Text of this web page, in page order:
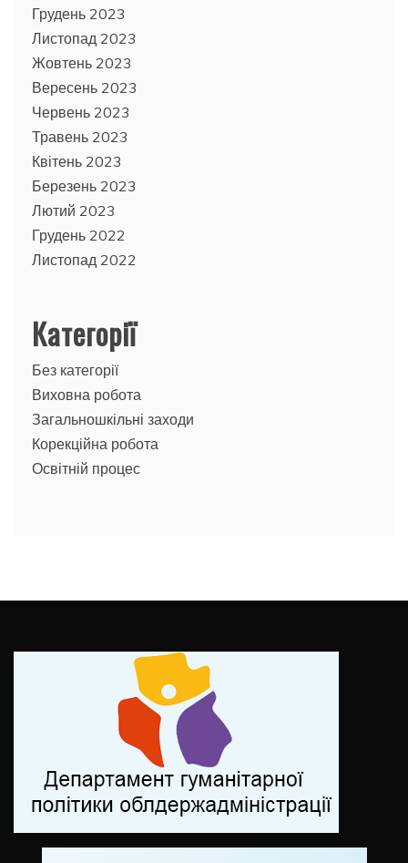
Грудень 2023
Листопад 2023
Жовтень 2023
Вересень 2023
Червень 2023
Травень 2023
Квітень 2023
Березень 2023
Лютий 2023
Грудень 2022
Листопад 2022
Категорії
Без категорії
Виховна робота
Загальношкільні заходи
Корекційна робота
Освітній процес